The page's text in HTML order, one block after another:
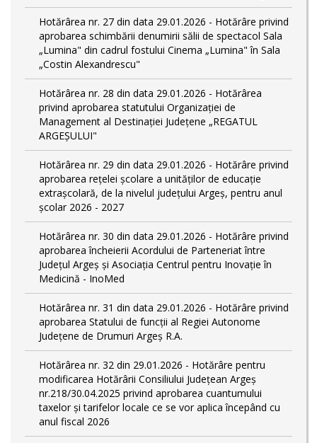
Hotărârea nr. 27 din data 29.01.2026 - Hotărâre privind
aprobarea schimbării denumirii sălii de spectacol Sala
„Lumina" din cadrul fostului Cinema „Lumina" în Sala
„Costin Alexandrescu"
Hotărârea nr. 28 din data 29.01.2026 - Hotărârea
privind aprobarea statutului Organizației de
Management al Destinației Județene „REGATUL
ARGEȘULUI"
Hotărârea nr. 29 din data 29.01.2026 - Hotărâre privind
aprobarea rețelei școlare a unităților de educație
extrașcolară, de la nivelul județului Argeș, pentru anul
școlar 2026 - 2027
Hotărârea nr. 30 din data 29.01.2026 - Hotărâre privind
aprobarea încheierii Acordului de Parteneriat între
Județul Argeș și Asociația Centrul pentru Inovație în
Medicină - InoMed
Hotărârea nr. 31 din data 29.01.2026 - Hotărâre privind
aprobarea Statului de funcţii al Regiei Autonome
Județene de Drumuri Argeș R.A.
Hotărârea nr. 32 din 29.01.2026 - Hotărâre pentru
modificarea Hotărârii Consiliului Județean Argeș
nr.218/30.04.2025 privind aprobarea cuantumului
taxelor și tarifelor locale ce se vor aplica începând cu
anul fiscal 2026